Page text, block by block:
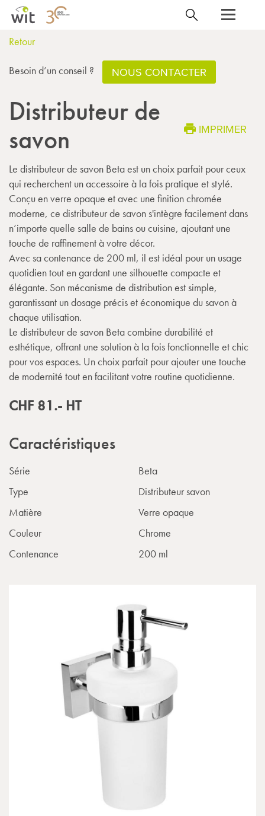
Retour
Besoin d’un conseil ? NOUS CONTACTER
Distributeur de
savon
IMPRIMER
Le distributeur de savon Beta est un choix parfait pour ceux
qui recherchent un accessoire à la fois pratique et stylé.
Conçu en verre opaque et avec une finition chromée
moderne, ce distributeur de savon s'intègre facilement dans
n’importe quelle salle de bains ou cuisine, ajoutant une
touche de raffinement à votre décor.
Avec sa contenance de 200 ml, il est idéal pour un usage
quotidien tout en gardant une silhouette compacte et
élégante. Son mécanisme de distribution est simple,
garantissant un dosage précis et économique du savon à
chaque utilisation.
Le distributeur de savon Beta combine durabilité et
esthétique, offrant une solution à la fois fonctionnelle et chic
pour vos espaces. Un choix parfait pour ajouter une touche
de modernité tout en facilitant votre routine quotidienne.
CHF 81.- HT
Caractéristiques
Série
Beta
Type
Distributeur savon
Matière
Verre opaque
Couleur
Chrome
Contenance
200 ml